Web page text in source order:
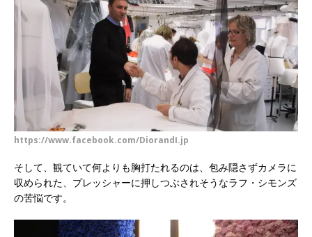
https://www.facebook.com/DiorandI.jp
そして、観ていて何よりも胸打たれるのは、包み隠さずカメラに
収められた、プレッシャーに押しつぶされそうなラフ・シモンズ
の苦悩です。